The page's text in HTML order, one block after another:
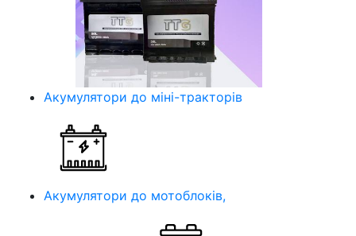
Акумулятори до міні-тракторів
Акумулятори до мотоблоків,